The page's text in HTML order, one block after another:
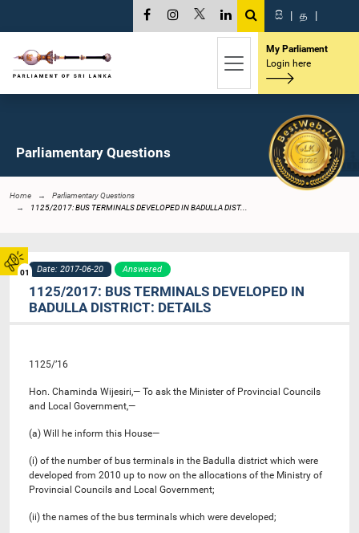
01
සි | த |
My Parliament
Login here
Parliamentary Questions
Home
Parliamentary Questions
1125/2017: BUS TERMINALS DEVELOPED IN BADULLA DIST...
Date: 2017-06-20 Answered
1125/2017: BUS TERMINALS DEVELOPED IN
BADULLA DISTRICT: DETAILS
1125/’16
Hon. Chaminda Wijesiri,— To ask the Minister of Provincial Councils
and Local Government,—
(a) Will he inform this House—
(i) of the number of bus terminals in the Badulla district which were
developed from 2010 up to now on the allocations of the Ministry of
Provincial Councils and Local Government;
(ii) the names of the bus terminals which were developed;